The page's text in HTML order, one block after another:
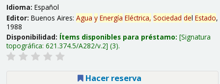
Idioma: Español
Editor: Buenos Aires: Agua y Energía Eléctrica, Sociedad del Estado,
1988
Disponibilidad: Ítems disponibles para préstamo: Signatura
topográfica: 621.374.5/A282/v.2 (3).
Hacer reserva